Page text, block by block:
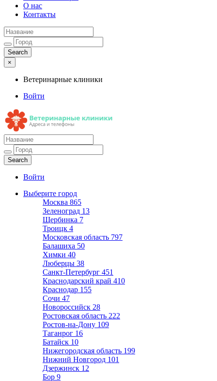
О нас
Контакты
×
Ветеринарные клиники
Войти
Ветеринарные клиники
Адреса и телефоны
Войти
Выберите город
Москва 865
Зеленоград 13
Щербинка 7
Троицк 4
Московская область 797
Балашиха 50
Химки 40
Люберцы 38
Санкт-Петербург 451
Краснодарский край 410
Краснодар 155
Сочи 47
Новороссийск 28
Ростовская область 222
Ростов-на-Дону 109
Таганрог 16
Батайск 10
Нижегородская область 199
Нижний Новгород 101
Дзержинск 12
Бор 9